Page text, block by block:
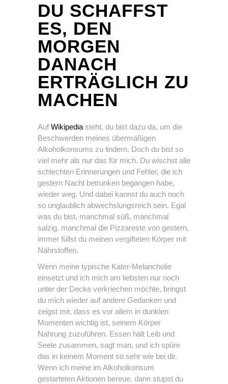
DU SCHAFFST
ES, DEN
MORGEN
DANACH
ERTRÄGLICH ZU
MACHEN
Auf Wikipedia steht, du bist dazu da, um die
Beschwerden meines übermäßigen
Alkoholkonsums zu lindern. Doch du bist so
viel mehr als nur das für mich. Du wischst alle
schlechten Erinnerungen und Fehler, die ich
gestern Nacht betrunken begangen habe,
wieder weg. Und dabei kannst du auch noch
so unglaublich abwechslungsreich sein. Egal
was du bist, manchmal süß, manchmal
salzig, manchmal die Pizzareste von gestern,
immer füllst du meinen vergifteten Körper mit
Nährstoffen.
Wenn meine typische Kater-Melancholie
einsetzt und ich mich am liebsten nur noch
unter der Decke verkriechen möchte, bringst
du mich wieder auf andere Gedanken und
zeigst mir, dass es vor allem in dunklen
Momenten wichtig ist, seinem Körper
Nahrung zuzuführen. Essen hält Leib und
Seele zusammen, sagt man, und ich spüre
das in keinem Moment so sehr wie bei dir.
Wenn ich meine im Alkoholkonsum
gestarteten Aktionen bereue, dann stupst du